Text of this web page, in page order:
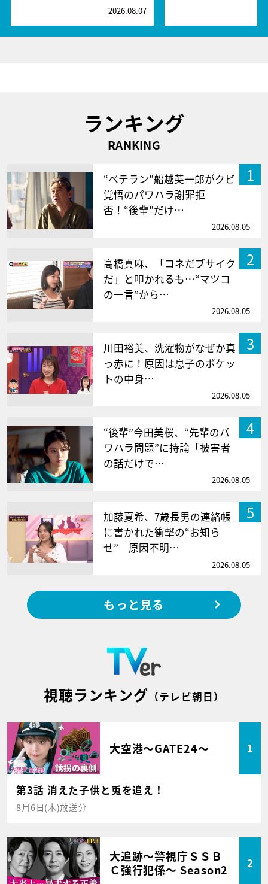
2026.08.07
ランキング
RANKING
1
“ベテラン”船越英一郎がクビ
覚悟のパワハラ謝罪拒
否！“後輩”だけ…
2026.08.05
2
高橋真麻、「コネだブサイク
だ」と叩かれるも…“マツコ
の一言”から…
2026.08.05
3
川田裕美、洗濯物がなぜか真
っ赤に！原因は息子のポケッ
トの中身…
2026.08.05
4
“後輩”今田美桜、“先輩のパ
ワハラ問題”に持論「被害者
の話だけで…
2026.08.05
5
加藤夏希、7歳長男の連絡帳
に書かれた衝撃の“お知ら
せ” 原因不明…
2026.08.05
もっと見る
視聴ランキング （テレビ朝日）
大空港～GATE24～ 1
第3話 消えた子供と兎を追え！
8月6日(木)放送分
大追跡～警視庁ＳＳＢ
Ｃ強行犯係～ Season2
2